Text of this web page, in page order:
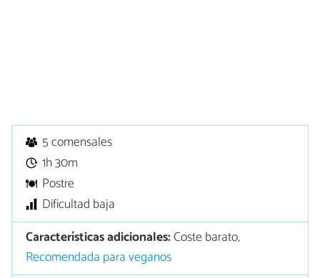
5 comensales
1h 30m
Postre
Dificultad baja
Características adicionales:Coste barato,
Recomendada para veganos